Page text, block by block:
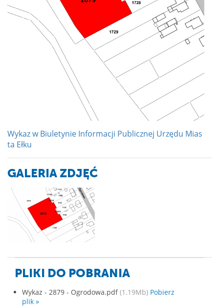
Wykaz w Biuletynie Informacji Publicznej Urzędu Mias
ta Ełku
GALERIA ZDJĘĆ
PLIKI DO POBRANIA
Wykaz - 2879 - Ogrodowa.pdf(1.19Mb) Pobierz
plik »